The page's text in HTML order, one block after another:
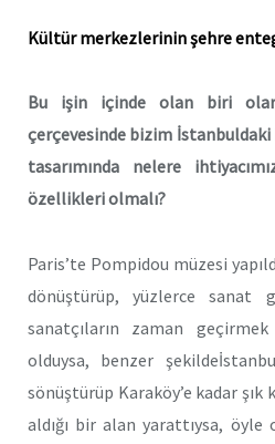
Kültür merkezlerinin şehre
Bu işin içinde olan biri
çerçevesinde bizim
tasarımında nelere
özellikleri olmalı?
Paris’te Pompidou müzesi
dönüştürüp, yüzlerce sanat
sanatçıların zaman
olduysa, benzer
sönüştürüp Karaköy’e kadar
aldığı bir alan yarattıysa,